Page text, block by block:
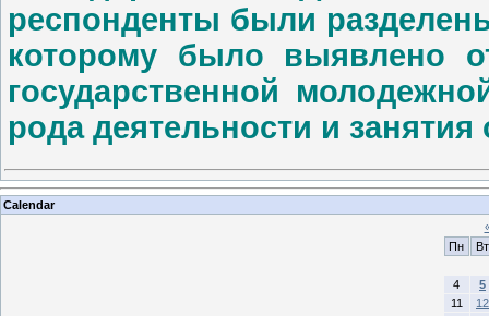
респонденты были
которому было выявлено
государственной
рода деятельности и
Calendar
Пн
Вт
4
5
11
12